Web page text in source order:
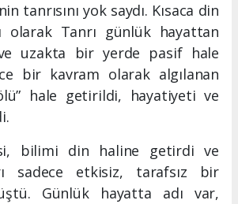
tanrısını yok saydı. Kısaca din
olarak Tanrı günlük hayattan
ve uzakta bir yerde pasif hale
bir kavram olarak algılanan
hale getirildi, hayatiyeti ve
bilimi din haline getirdi ve
sadece etkisiz, tarafsız bir
Günlük hayatta adı var,